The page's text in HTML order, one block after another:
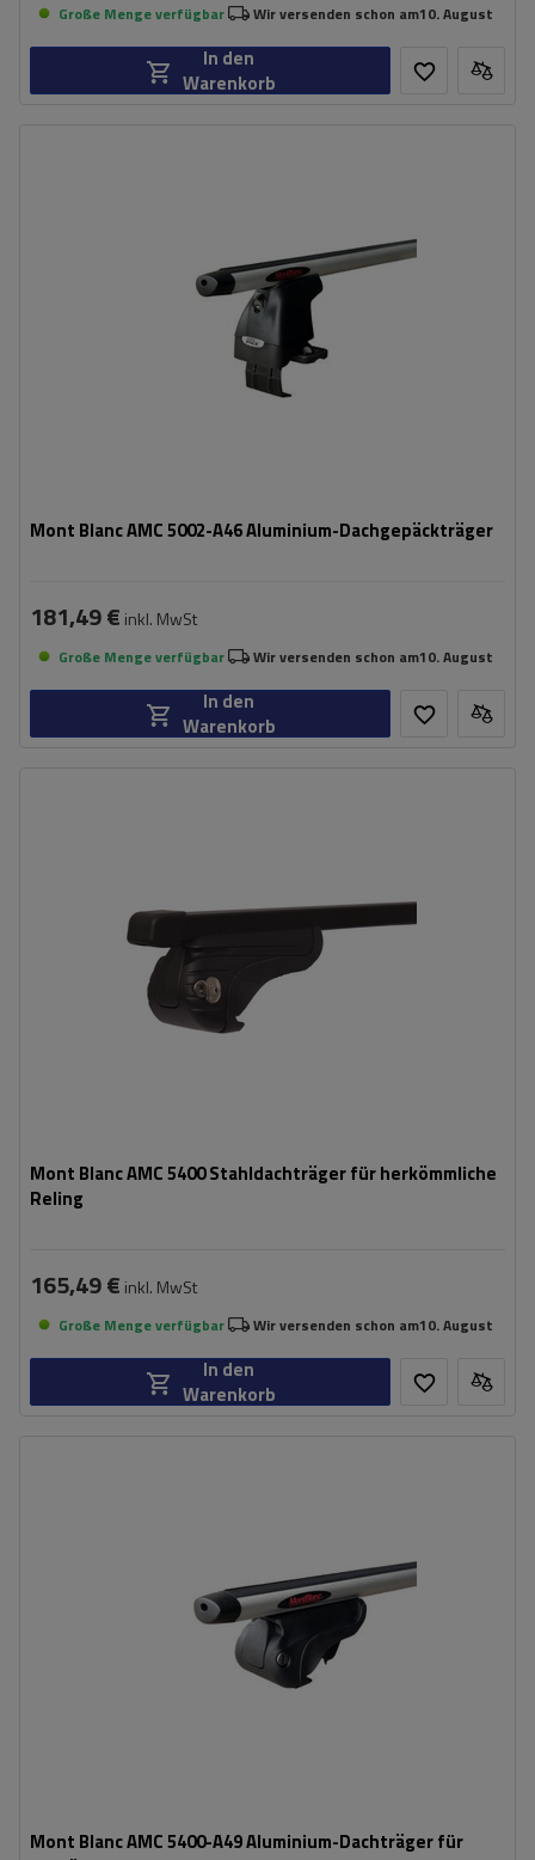
Große Menge verfügbar Wir versenden schon am10. August
In den
Warenkorb
Mont Blanc AMC 5002-A46 Aluminium-Dachgepäckträger
181,49 € inkl. MwSt
Große Menge verfügbar Wir versenden schon am10. August
In den
Warenkorb
Mont Blanc AMC 5400 Stahldachträger für herkömmliche
Reling
165,49 € inkl. MwSt
Große Menge verfügbar Wir versenden schon am10. August
In den
Warenkorb
Mont Blanc AMC 5400-A49 Aluminium-Dachträger für